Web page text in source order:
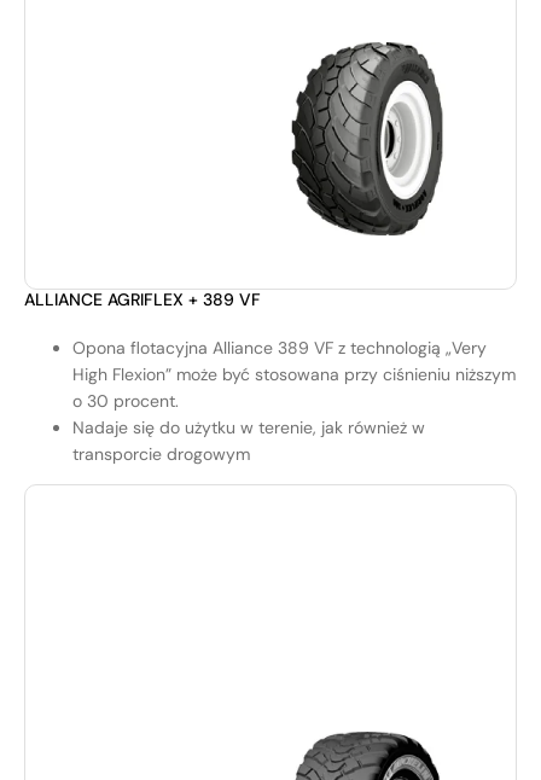
ALLIANCE AGRIFLEX + 389 VF
Opona flotacyjna Alliance 389 VF z technologią „Very
High Flexion” może być stosowana przy ciśnieniu niższym
o 30 procent.
Nadaje się do użytku w terenie, jak również w
transporcie drogowym